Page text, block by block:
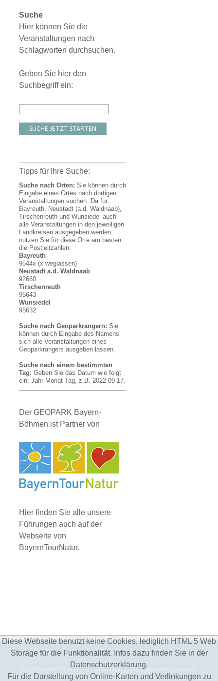
Suche
Hier können Sie die
Veranstaltungen nach
Schlagworten durchsuchen.
Geben Sie hier den
Suchbegriff ein:
SUCHE JETZT STARTEN
Tipps für Ihre Suche:
Suche nach Orten: Sie können durch
Eingabe eines Ortes nach dortigen
Veranstaltungen suchen. Da für
Bayreuth, Neustadt (a.d. Waldnaab),
Tirschenreuth und Wunsiedel auch
alle Veranstaltungen in den jeweiligen
Landkreisen ausgegeben werden,
nutzen Sie für diese Orte am besten
die Postleitzahlen:
Bayreuth
9544x (x weglassen)
Neustadt a.d. Waldnaab
92660
Tirschenreuth
95643
Wunsiedel
95632
Suche nach Geoparkrangern: Sie
können durch Eingabe des Namens
sich alle Veranstaltungen eines
Geoparkrangers ausgeben lassen.
Suche nach einem bestimmten
Tag: Geben Sie das Datum wie folgt
ein: Jahr-Monat-Tag, z.B. 2022-09-17.
Der GEOPARK Bayern-
Böhmen ist Partner von
Hier finden Sie alle unsere
Führungen auch auf der
Webseite von
BayernTourNatur.
GEOPARK Bayern-Böhmen| Impressum| Datenschutzerklärung
Einstellungen DSGVO
Diese Webseite benutzt keine Cookies, lediglich HTML 5 Web
Storage für die Funktionalität. Infos dazu finden Sie in der
Datenschutzerklärung.
Für die Darstellung von Online-Karten und Verlinkungen zu